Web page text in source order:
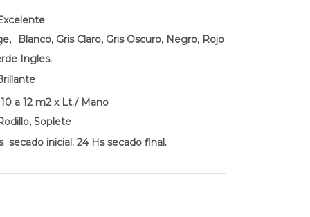
Blanco, Gris Claro, Gris Oscuro, Negro, Rojo
Ingles.
10 a 12 m2 x Lt./ Mano
Soplete
secado inicial. 24 Hs secado final.